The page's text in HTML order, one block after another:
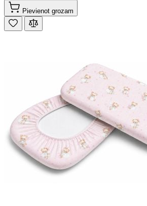
Pievienot grozam